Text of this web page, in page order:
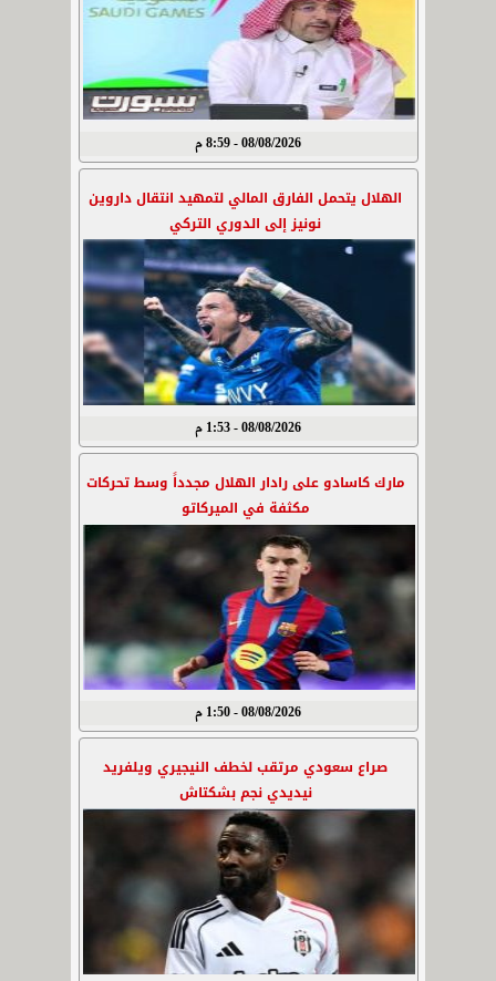
08/08/2026 - 8:59 م
الهلال يتحمل الفارق المالي لتمهيد انتقال داروين
نونيز إلى الدوري التركي
08/08/2026 - 1:53 م
مارك كاسادو على رادار الهلال مجدداً وسط تحركات
مكثفة في الميركاتو
08/08/2026 - 1:50 م
صراع سعودي مرتقب لخطف النيجيري ويلفريد
نيديدي نجم بشكتاش